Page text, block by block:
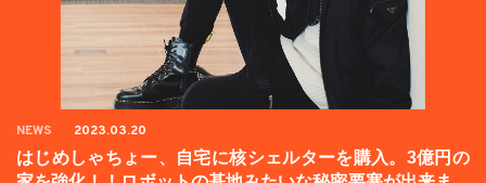
NEWS 2023.03.20
はじめしゃちょー、自宅に核シェルターを購入。3億円の